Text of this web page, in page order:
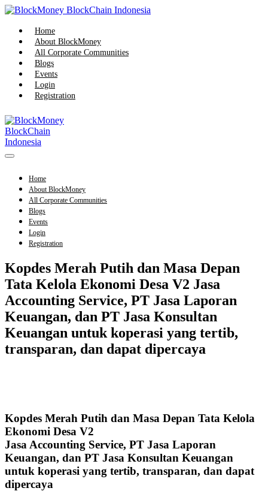
Skip
content
Home
About BlockMoney
All Corporate Communities
Blogs
Events
Login
Registration
Menu
Home
About BlockMoney
All Corporate Communities
Blogs
Events
Login
Registration
Kopdes Merah Putih dan Masa Depan
Tata Kelola Ekonomi Desa V2 Jasa
Accounting Service, PT Jasa Laporan
Keuangan, dan PT Jasa Konsultan
Keuangan untuk koperasi yang tertib,
transparan, dan dapat dipercaya
Kopdes Merah Putih dan Masa Depan Tata Kelola
Ekonomi Desa V2
Jasa Accounting Service, PT Jasa Laporan
Keuangan, dan PT Jasa Konsultan Keuangan
untuk koperasi yang tertib, transparan, dan dapat
dipercaya